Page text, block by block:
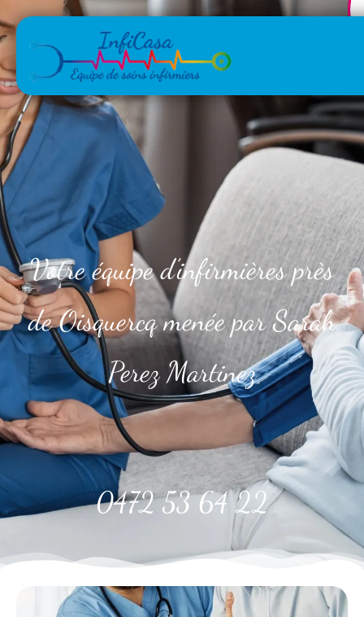
Votre équipe d’infirmières près
de Oisquercq menée par Sarah
Perez Martinez
0472 53 64 22